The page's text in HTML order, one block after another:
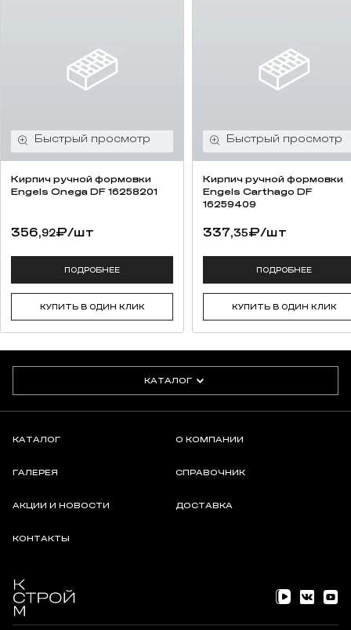
Кирпич ручной формовки
Engels Onega DF 16258201
356,92₽/шт
ПОДРОБНЕЕ
КУПИТЬ В ОДИН КЛИК
Кирпич ручной формовки
Engels Carthago DF
16259409
337,35₽/шт
ПОДРОБНЕЕ
КУПИТЬ В ОДИН КЛИК
КАТАЛОГ
КАТАЛОГ О КОМПАНИИ
ГАЛЕРЕЯ СПРАВОЧНИК
АКЦИИ И НОВОСТИ ДОСТАВКА
КОНТАКТЫ